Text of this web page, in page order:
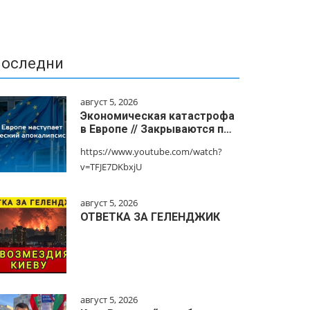
август 5, 2026
Экономическая катастрофа
в Европе // Закрываются п…
https://www.youtube.com/watch?
v=TFJE7DKbxjU
август 5, 2026
ОТВЕТКА ЗА ГЕЛЕНДЖИК
август 5, 2026